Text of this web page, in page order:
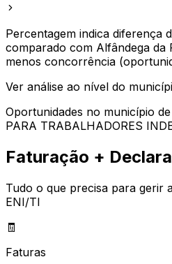
Percentagem indica diferença
comparado com Alfândega da
menos concorrência
Ver análise ao nível do
Oportunidades no município de
PARA TRABALHADORES
Faturação +
Tudo o que precisa para gerir
ENI/TI
🧾
Faturas